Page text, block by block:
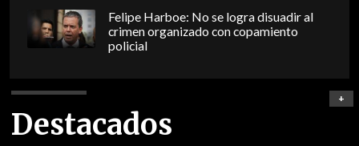
Felipe Harboe: No se logra disuadir al
crimen organizado con copamiento
policial
Destacados
+